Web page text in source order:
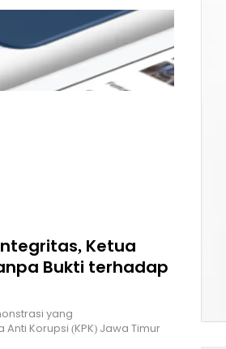
Ketua
Bukti terhadap
yang
Korupsi (KPK) Jawa Timur